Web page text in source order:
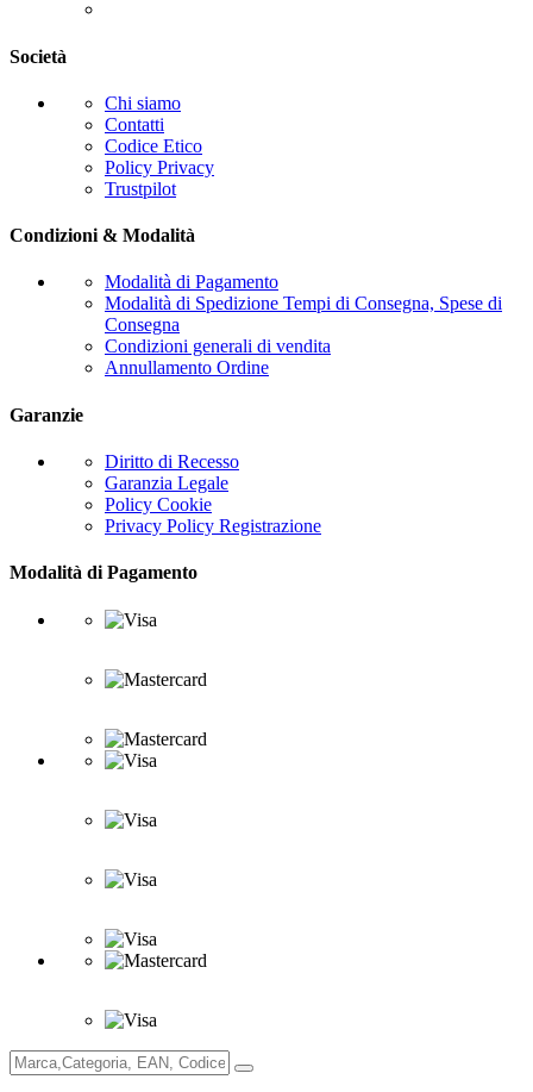
Società
Chi siamo
Contatti
Codice Etico
Policy Privacy
Trustpilot
Condizioni & Modalità
Modalità di Pagamento
Modalità di Spedizione Tempi di Consegna, Spese di
Consegna
Condizioni generali di vendita
Annullamento Ordine
Garanzie
Diritto di Recesso
Garanzia Legale
Policy Cookie
Privacy Policy Registrazione
Modalità di Pagamento